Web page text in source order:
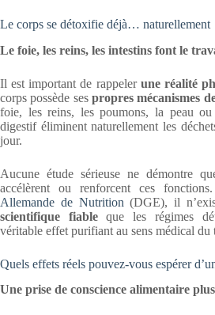
Le corps se détoxifie déjà… naturellement
Le foie, les reins, les intestins font le
Il est important de rappeler une réalité
corps possède ses propres mécanismes
foie, les reins, les poumons, la peau ou
digestif éliminent naturellement les
jour.
Aucune étude sérieuse ne démontre
accélèrent ou renforcent ces
Allemande de Nutrition (DGE), il
scientifique fiableque les régimes
véritable effet purifiant au sens médical du
Quels effets réels pouvez-vous espérer
Une prise de conscience alimentaire